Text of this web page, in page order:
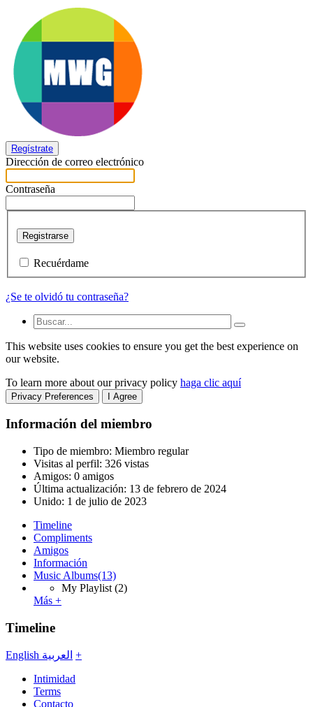
Regístrate
Dirección de correo electrónico
Contraseña
Registrarse
Recuérdame
¿Se te olvidó tu contraseña?
This website uses cookies to ensure you get the best experience on
our website.
To learn more about our privacy policy haga clic aquí
Privacy Preferences I Agree
Información del miembro
Tipo de miembro: Miembro regular
Visitas al perfil: 326 vistas
Amigos: 0 amigos
Última actualización: 13 de febrero de 2024
Unido: 1 de julio de 2023
Timeline
Compliments
Amigos
Información
Music Albums(13)
My Playlist (2)
Más +
Timeline
English العربية +
Intimidad
Terms
Contacto